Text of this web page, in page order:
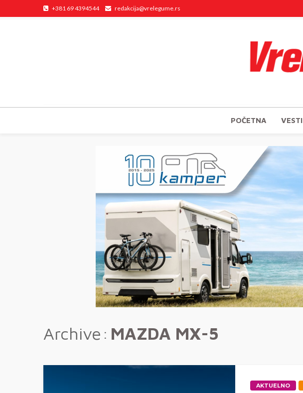
+381 69 4394544 redakcija@vrelegume.rs
POČETNA VESTI
Archive MAZDA MX-5
AKTUELNO